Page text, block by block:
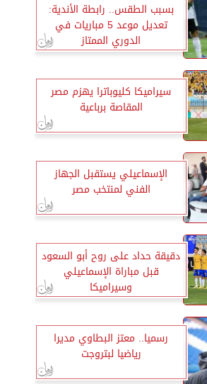
بسبب الطقس.. رابطة الأندية:
تعديل موعد 5 مباريات في
الدوري الممتاز
سيراميكا كليوباترا يهزم مصر
المقاصة برباعية
الإسماعيلي يستقبل الجهاز
الفني لمنتخب مصر
دقيقة حداد على روح أبو السعود
قبل مباراة الإسماعيلي
وسيراميكا
رسميا.. معتز البطاوي مديرا
رياضيا لبتروجت